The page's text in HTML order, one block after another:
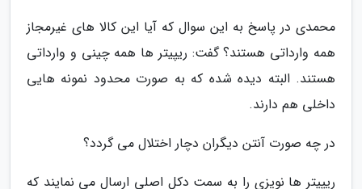
محمدی در پاسخ به این سوال که آیا این کالا های غیرمجاز
همه وارداتی هستند؟ گفت: ریپیتر ها همه چینی و وارداتی
هستند. البته دیده شده که به صورت محدود نمونه هایی
داخلی هم دارند.
در چه صورت آنتن دیگران دچار اختلال می گردد؟
ریپیتر ها نویزی را به سمت دکل اصلی ارسال می نمایند که